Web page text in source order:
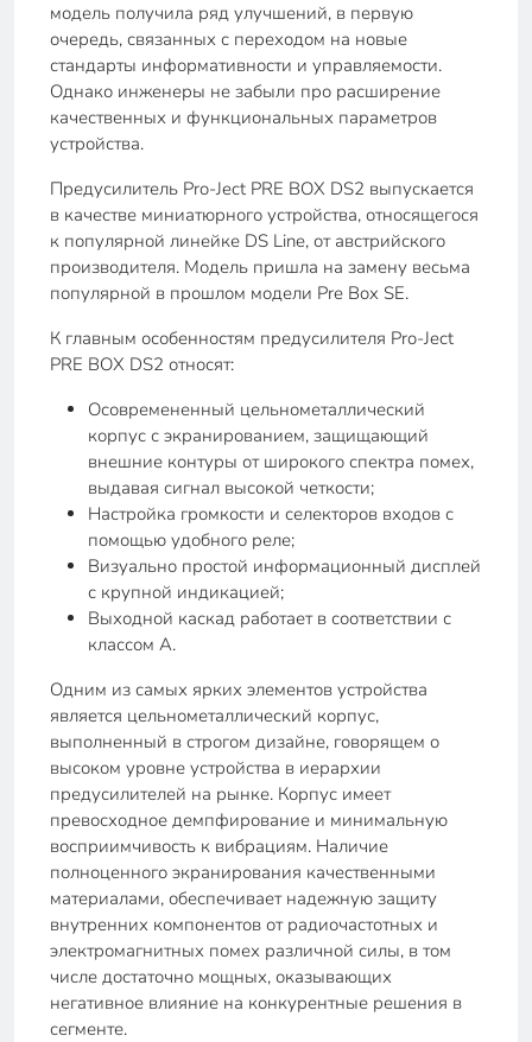
модель получила ряд улучшений, в первую
очередь, связанных с переходом на новые
стандарты информативности и управляемости.
Однако инженеры не забыли про расширение
качественных и функциональных параметров
устройства.
Предусилитель Pro-Ject PRE BOX DS2 выпускается
в качестве миниатюрного устройства, относящегося
к популярной линейке DS Line, от австрийского
производителя. Модель пришла на замену весьма
популярной в прошлом модели Pre Box SE.
К главным особенностям предусилителя Pro-Ject
PRE BOX DS2 относят:
Осовремененный цельнометаллический
корпус с экранированием, защищающий
внешние контуры от широкого спектра помех,
выдавая сигнал высокой четкости;
Настройка громкости и селекторов входов с
помощью удобного реле;
Визуально простой информационный дисплей
с крупной индикацией;
Выходной каскад работает в соответствии с
классом А.
Одним из самых ярких элементов устройства
является цельнометаллический корпус,
выполненный в строгом дизайне, говорящем о
высоком уровне устройства в иерархии
предусилителей на рынке. Корпус имеет
превосходное демпфирование и минимальную
восприимчивость к вибрациям. Наличие
полноценного экранирования качественными
материалами, обеспечивает надежную защиту
внутренних компонентов от радиочастотных и
электромагнитных помех различной силы, в том
числе достаточно мощных, оказывающих
негативное влияние на конкурентные решения в
сегменте.